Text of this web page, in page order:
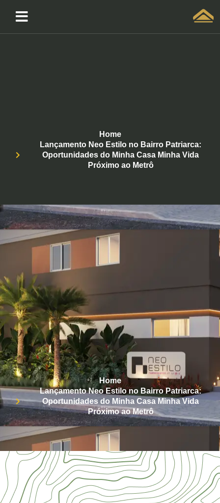
Home
Lançamento Neo Estilo no Bairro Patriarca:
Oportunidades do Minha Casa Minha Vida
Próximo ao Metrô
Home
Lançamento Neo Estilo no Bairro Patriarca:
Oportunidades do Minha Casa Minha Vida
Próximo ao Metrô